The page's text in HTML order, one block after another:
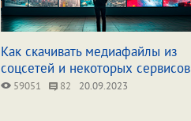
Как скачивать медиафайлы из
соцсетей и некоторых сервисов
59051 82 20.09.2023